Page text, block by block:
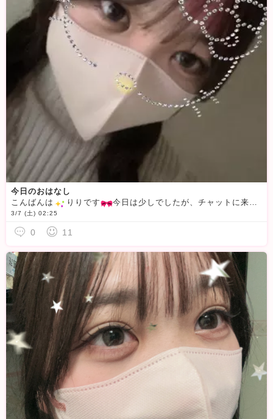
今日のおはなし
こんばんは
️りりです 今日は少しでしたが、チャットに来てくれた方はありがとうございました
3/7 (土) 02:25
0 11